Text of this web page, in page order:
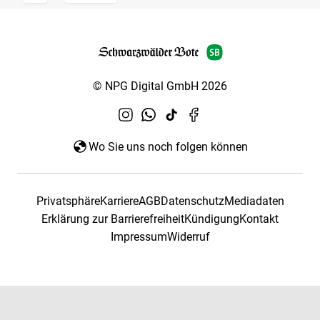
© NPG Digital GmbH 2026
Wo Sie uns noch folgen können
PrivatsphäreKarriereAGBDatenschutzMediadaten
Erklärung zur BarrierefreiheitKündigungKontakt
ImpressumWiderruf